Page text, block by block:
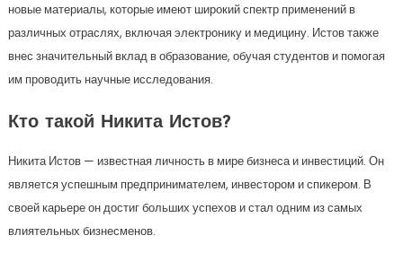
новые материалы, которые имеют широкий спектр применений в
различных отраслях, включая электронику и медицину. Истов также
внес значительный вклад в образование, обучая студентов и помогая
им проводить научные исследования.
Кто такой Никита Истов?
Никита Истов — известная личность в мире бизнеса и инвестиций. Он
является успешным предпринимателем, инвестором и спикером. В
своей карьере он достиг больших успехов и стал одним из самых
влиятельных бизнесменов.